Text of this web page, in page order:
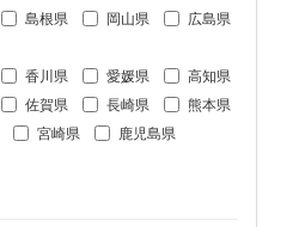
島根県 岡山県
広島県
香川県 愛媛県 高知県
佐賀県 長崎県
熊本県
宮崎県
鹿児島県